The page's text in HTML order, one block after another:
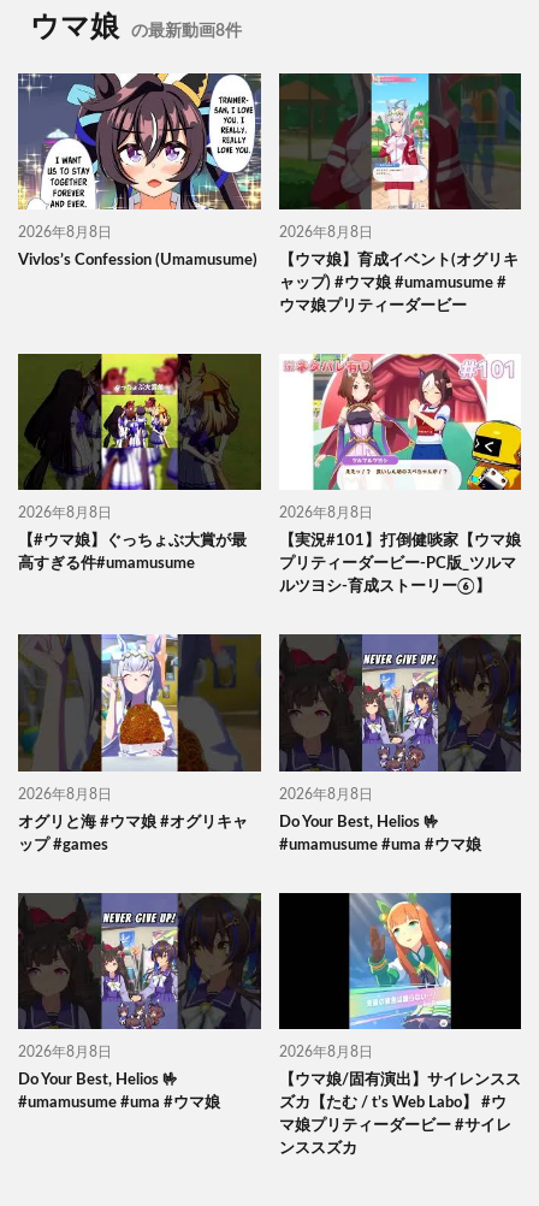
ウマ娘 の最新動画8件
2026年8月8日
Vivlos’s Confession (Umamusume)
2026年8月8日
【ウマ娘】育成イベント(オグリキ
ャップ) #ウマ娘 #umamusume #
ウマ娘プリティーダービー
2026年8月8日
【#ウマ娘】ぐっちょぶ大賞が最
高すぎる件#umamusume
2026年8月8日
【実況#101】打倒健啖家【ウマ娘
プリティーダービー-PC版_ツルマ
ルツヨシ-育成ストーリー⑥】
2026年8月8日
オグリと海 #ウマ娘 #オグリキャ
ップ #games
2026年8月8日
Do Your Best, Helios 🤟
#umamusume #uma #ウマ娘
2026年8月8日
Do Your Best, Helios 🤟
#umamusume #uma #ウマ娘
2026年8月8日
【ウマ娘/固有演出】サイレンスス
ズカ【たむ / t’s Web Labo】 #ウ
マ娘プリティーダービー #サイレ
ンススズカ